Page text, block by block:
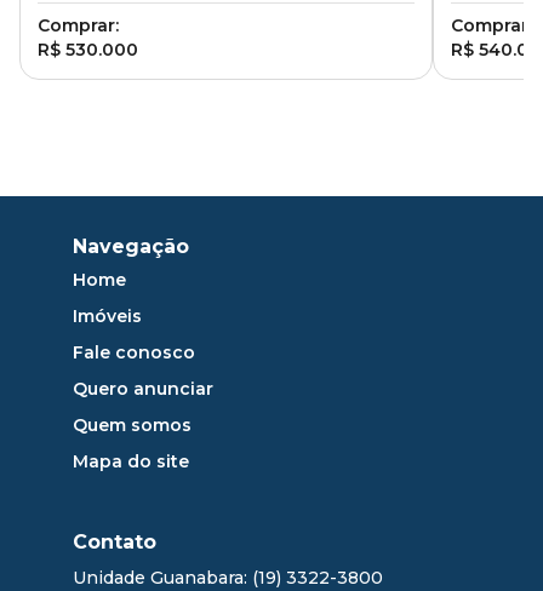
Comprar:
R$ 530.000
Comprar:
R$
Navegação
Home
Imóveis
Fale conosco
Quero anunciar
Quem somos
Mapa do site
Contato
Unidade Guanabara: (19) 3322-3800